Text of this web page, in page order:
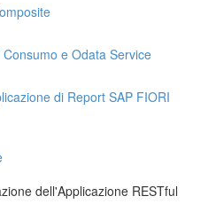
e Odata Service
di Report SAP FIORI
dell'Applicazione RESTful